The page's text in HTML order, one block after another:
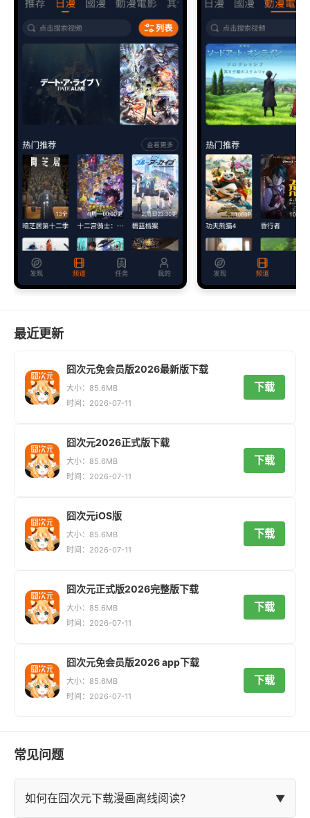
最近更新
囧次元免会员版2026最新版下载
大小：85.6MB
时间：2026-07-11
下载
囧次元2026正式版下载
大小：85.6MB
时间：2026-07-11
下载
囧次元iOS版
大小：85.6MB
时间：2026-07-11
下载
囧次元正式版2026完整版下载
大小：85.6MB
时间：2026-07-11
下载
囧次元免会员版2026 app下载
大小：85.6MB
时间：2026-07-11
下载
常见问题
如何在囧次元下载漫画离线阅读? ▼